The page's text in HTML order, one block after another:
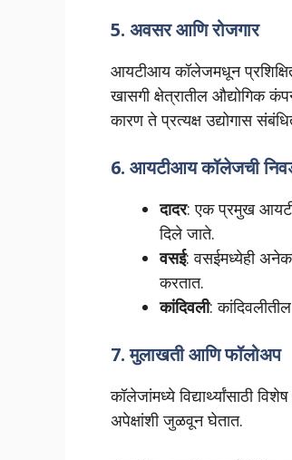
5. अवसर आणि रोजगार
आयटीआय कॉलेजमधून प्रशिक्षित
खासगी क्षेत्रातील औद्योगिक
कारण ते प्रत्यक्ष उद्योगास
6. आयटीआय कॉलेजची
दादर: एक प्रमुख
दिले जाते.
वसई: वसईमध्येही
करतात.
कांदिवली:
7.मुलाखती आणि फॉलोअप
कॉलेजांमध्ये विद्यार्थ्यांसाठी
अपेक्षांशी जुळवून घेतात.